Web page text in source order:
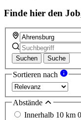
Finde hier den
Suchen Suche
Sortieren nach
Abstände
Innerhalb 10 km 0